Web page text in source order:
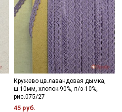
Кружево цв.лавандовая дымка,
ш.10мм, хлопок-90%, п/э-10%,
рис.075/27
45 руб.